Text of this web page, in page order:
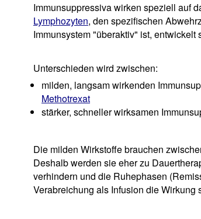
Immunsuppressiva wirken speziell auf
Lymphozyten, den spezifischen
Immunsystem "überaktiv" ist,
Unterschieden wird zwischen:
milden, langsam wirkenden
Methotrexat
stärker, schneller wirksamen
Die milden Wirkstoffe brauchen
Deshalb werden sie eher zu
verhindern und die Ruhephasen
Verabreichung als Infusion die